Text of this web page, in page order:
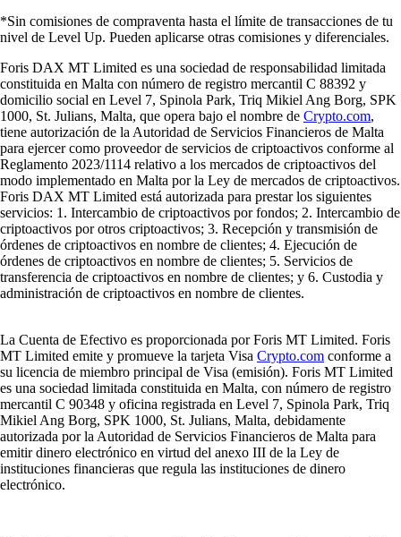
*Sin comisiones de compraventa hasta el límite de transacciones de tu
nivel de Level Up. Pueden aplicarse otras comisiones y diferenciales.
Foris DAX MT Limited es una sociedad de responsabilidad limitada
constituida en Malta con número de registro mercantil C 88392 y
domicilio social en Level 7, Spinola Park, Triq Mikiel Ang Borg, SPK
1000, St. Julians, Malta, que opera bajo el nombre de Crypto.com,
tiene autorización de la Autoridad de Servicios Financieros de Malta
para ejercer como proveedor de servicios de criptoactivos conforme al
Reglamento 2023/1114 relativo a los mercados de criptoactivos del
modo implementado en Malta por la Ley de mercados de criptoactivos.
Foris DAX MT Limited está autorizada para prestar los siguientes
servicios: 1. Intercambio de criptoactivos por fondos; 2. Intercambio de
criptoactivos por otros criptoactivos; 3. Recepción y transmisión de
órdenes de criptoactivos en nombre de clientes; 4. Ejecución de
órdenes de criptoactivos en nombre de clientes; 5. Servicios de
transferencia de criptoactivos en nombre de clientes; y 6. Custodia y
administración de criptoactivos en nombre de clientes.
La Cuenta de Efectivo es proporcionada por Foris MT Limited. Foris
MT Limited emite y promueve la tarjeta Visa Crypto.com conforme a
su licencia de miembro principal de Visa (emisión). Foris MT Limited
es una sociedad limitada constituida en Malta, con número de registro
mercantil C 90348 y oficina registrada en Level 7, Spinola Park, Triq
Mikiel Ang Borg, SPK 1000, St. Julians, Malta, debidamente
autorizada por la Autoridad de Servicios Financieros de Malta para
emitir dinero electrónico en virtud del anexo III de la Ley de
instituciones financieras que regula las instituciones de dinero
electrónico.